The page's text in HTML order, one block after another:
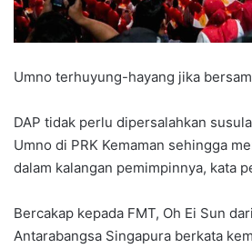
Umno terhuyung-hayang jika
DAP tidak perlu dipersalahkan
Umno di PRK Kemaman sehingga
dalam kalangan pemimpinnya, kata
Bercakap kepada FMT, Oh Ei Sun
Antarabangsa Singapura berkata